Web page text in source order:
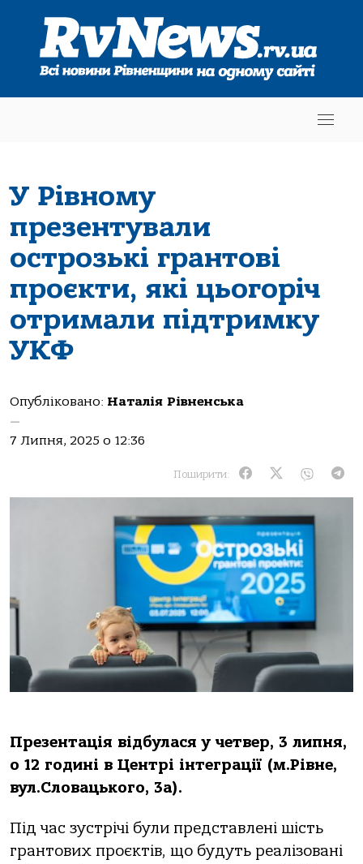
У Рівному
презентували
острозькі грантові
проєкти, які цьогоріч
отримали підтримку
УКФ
Опубліковано: Наталія Рівненська
—
7 Липня, 2025 о 12:36
Поширити:
Презентація відбулася у четвер, 3 липня,
о 12 годині в Центрі інтеграції (м.Рівне,
вул.Словацького, 3а).
Під час зустрічі були представлені шість
грантових проєктів, що будуть реалізовані